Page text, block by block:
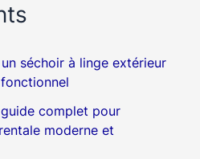
séchoir à linge extérieur
complet pour
moderne et